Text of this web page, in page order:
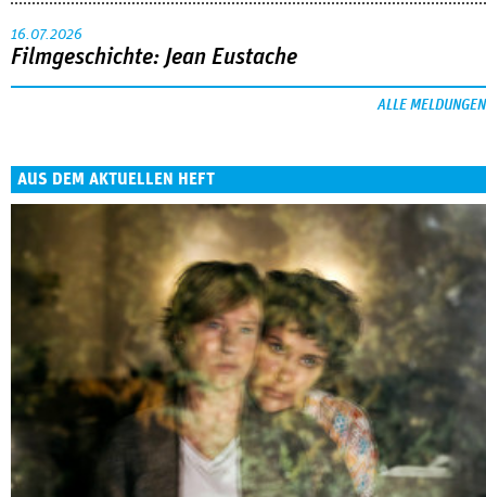
16.07.2026
Filmgeschichte: Jean Eustache
ALLE MELDUNGEN
AUS DEM AKTUELLEN HEFT